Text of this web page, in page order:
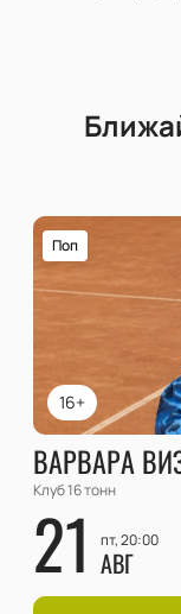
16+
Поп
ВАРВАРА
Клуб 16 тонн
21 пт, 20:00
АВГ